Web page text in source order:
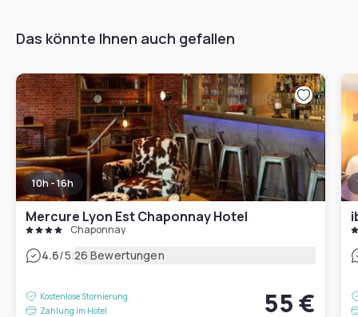
Das könnte Ihnen auch gefallen
10h - 16h
Mercure Lyon Est Chaponnay Hotel
Chaponnay
4.6/5|26 Bewertungen
Kostenlose Stornierung
Zahlung im Hotel
55 €